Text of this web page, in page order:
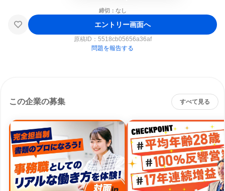
締切：なし
エントリー画面へ
原稿ID： 5518cb05656a36af
問題を報告する
この企業の募集 すべて見る